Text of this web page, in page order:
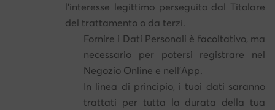
l'interesse legittimo perseguito dal Titolare
del trattamento o da terzi.
Fornire i Dati Personali è facoltativo, ma
necessario per potersi registrare nel
Negozio Online e nell'App.
In linea di principio, i tuoi dati saranno
trattati per tutta la durata della tua